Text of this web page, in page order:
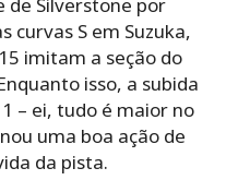
curvas S em Suzuka,
imitam a seção do
isso, a subida
– ei, tudo é maior no
uma boa ação de
da pista.